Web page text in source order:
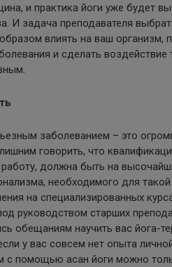
и практика йоги уже будет
И задача преподавателя
влиять на ваш организм,
и сделать
заболеванием – это
говорить, что
должна быть на
необходимого для
на специализированных
руководством старших
обещаниям научить вас йога-
у вас совсем нет опыта
с помощью асан йоги можно